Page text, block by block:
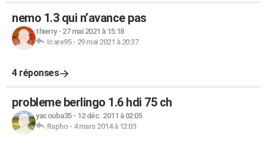
nemo 1.3 qui n’avance pas
thierry- 27 mai 2021 à 15:18
Icare95- 29 mai 2021 à 20:37
4 réponses
probleme berlingo 1.6 hdi 75 ch
yacouba35- 12 déc. 2011 à 02:05
Rapho- 4 mars 2014 à 12:03